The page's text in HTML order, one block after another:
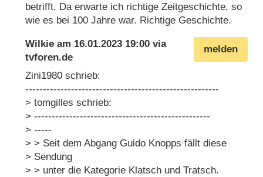
betrifft. Da erwarte ich richtige Zeitgeschichte, so
wie es bei 100 Jahre war. Richtige Geschichte.
melden
Wilkie am 16.01.2023 19:00 via
tvforen.de
Zini1980 schrieb:
-------------------------------------------------------
> tomgilles schrieb:
> --------------------------------------------------
> -----
> > Seit dem Abgang Guido Knopps fällt diese
> Sendung
> > unter die Kategorie Klatsch und Tratsch.